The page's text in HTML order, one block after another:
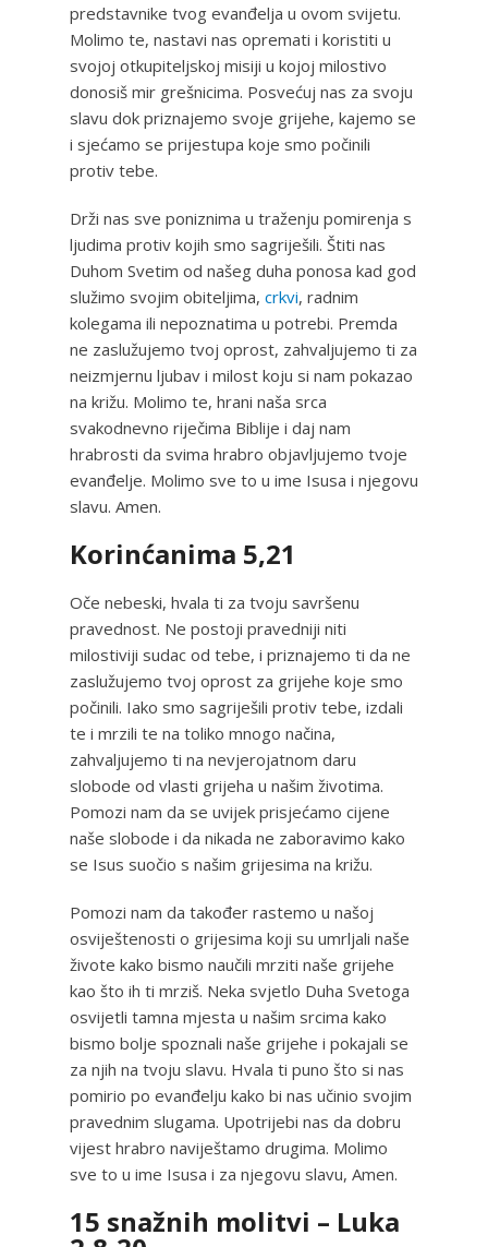
predstavnike tvog evanđelja u ovom svijetu.
Molimo te, nastavi nas opremati i koristiti u
svojoj otkupiteljskoj misiji u kojoj milostivo
donosiš mir grešnicima. Posvećuj nas za svoju
slavu dok priznajemo svoje grijehe, kajemo se
i sjećamo se prijestupa koje smo počinili
protiv tebe.
Drži nas sve poniznima u traženju pomirenja s
ljudima protiv kojih smo sagriješili. Štiti nas
Duhom Svetim od našeg duha ponosa kad god
služimo svojim obiteljima, crkvi, radnim
kolegama ili nepoznatima u potrebi. Premda
ne zaslužujemo tvoj oprost, zahvaljujemo ti za
neizmjernu ljubav i milost koju si nam pokazao
na križu. Molimo te, hrani naša srca
svakodnevno riječima Biblije i daj nam
hrabrosti da svima hrabro objavljujemo tvoje
evanđelje. Molimo sve to u ime Isusa i njegovu
slavu. Amen.
Korinćanima 5,21
Oče nebeski, hvala ti za tvoju savršenu
pravednost. Ne postoji pravedniji niti
milostiviji sudac od tebe, i priznajemo ti da ne
zaslužujemo tvoj oprost za grijehe koje smo
počinili. Iako smo sagriješili protiv tebe, izdali
te i mrzili te na toliko mnogo načina,
zahvaljujemo ti na nevjerojatnom daru
slobode od vlasti grijeha u našim životima.
Pomozi nam da se uvijek prisjećamo cijene
naše slobode i da nikada ne zaboravimo kako
se Isus suočio s našim grijesima na križu.
Pomozi nam da također rastemo u našoj
osviještenosti o grijesima koji su umrljali naše
živote kako bismo naučili mrziti naše grijehe
kao što ih ti mrziš. Neka svjetlo Duha Svetoga
osvijetli tamna mjesta u našim srcima kako
bismo bolje spoznali naše grijehe i pokajali se
za njih na tvoju slavu. Hvala ti puno što si nas
pomirio po evanđelju kako bi nas učinio svojim
pravednim slugama. Upotrijebi nas da dobru
vijest hrabro naviještamo drugima. Molimo
sve to u ime Isusa i za njegovu slavu, Amen.
15 snažnih molitvi – Luka